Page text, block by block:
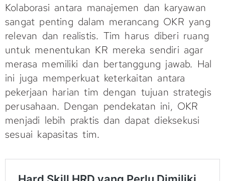
Kolaborasi antara manajemen dan karyawan
sangat penting dalam merancang OKR yang
relevan dan realistis. Tim harus diberi ruang
untuk menentukan KR mereka sendiri agar
merasa memiliki dan bertanggung jawab. Hal
ini juga memperkuat keterkaitan antara
pekerjaan harian tim dengan tujuan strategis
perusahaan. Dengan pendekatan ini, OKR
menjadi lebih praktis dan dapat dieksekusi
sesuai kapasitas tim.